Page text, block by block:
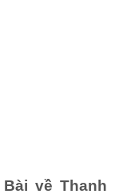
về Thanh